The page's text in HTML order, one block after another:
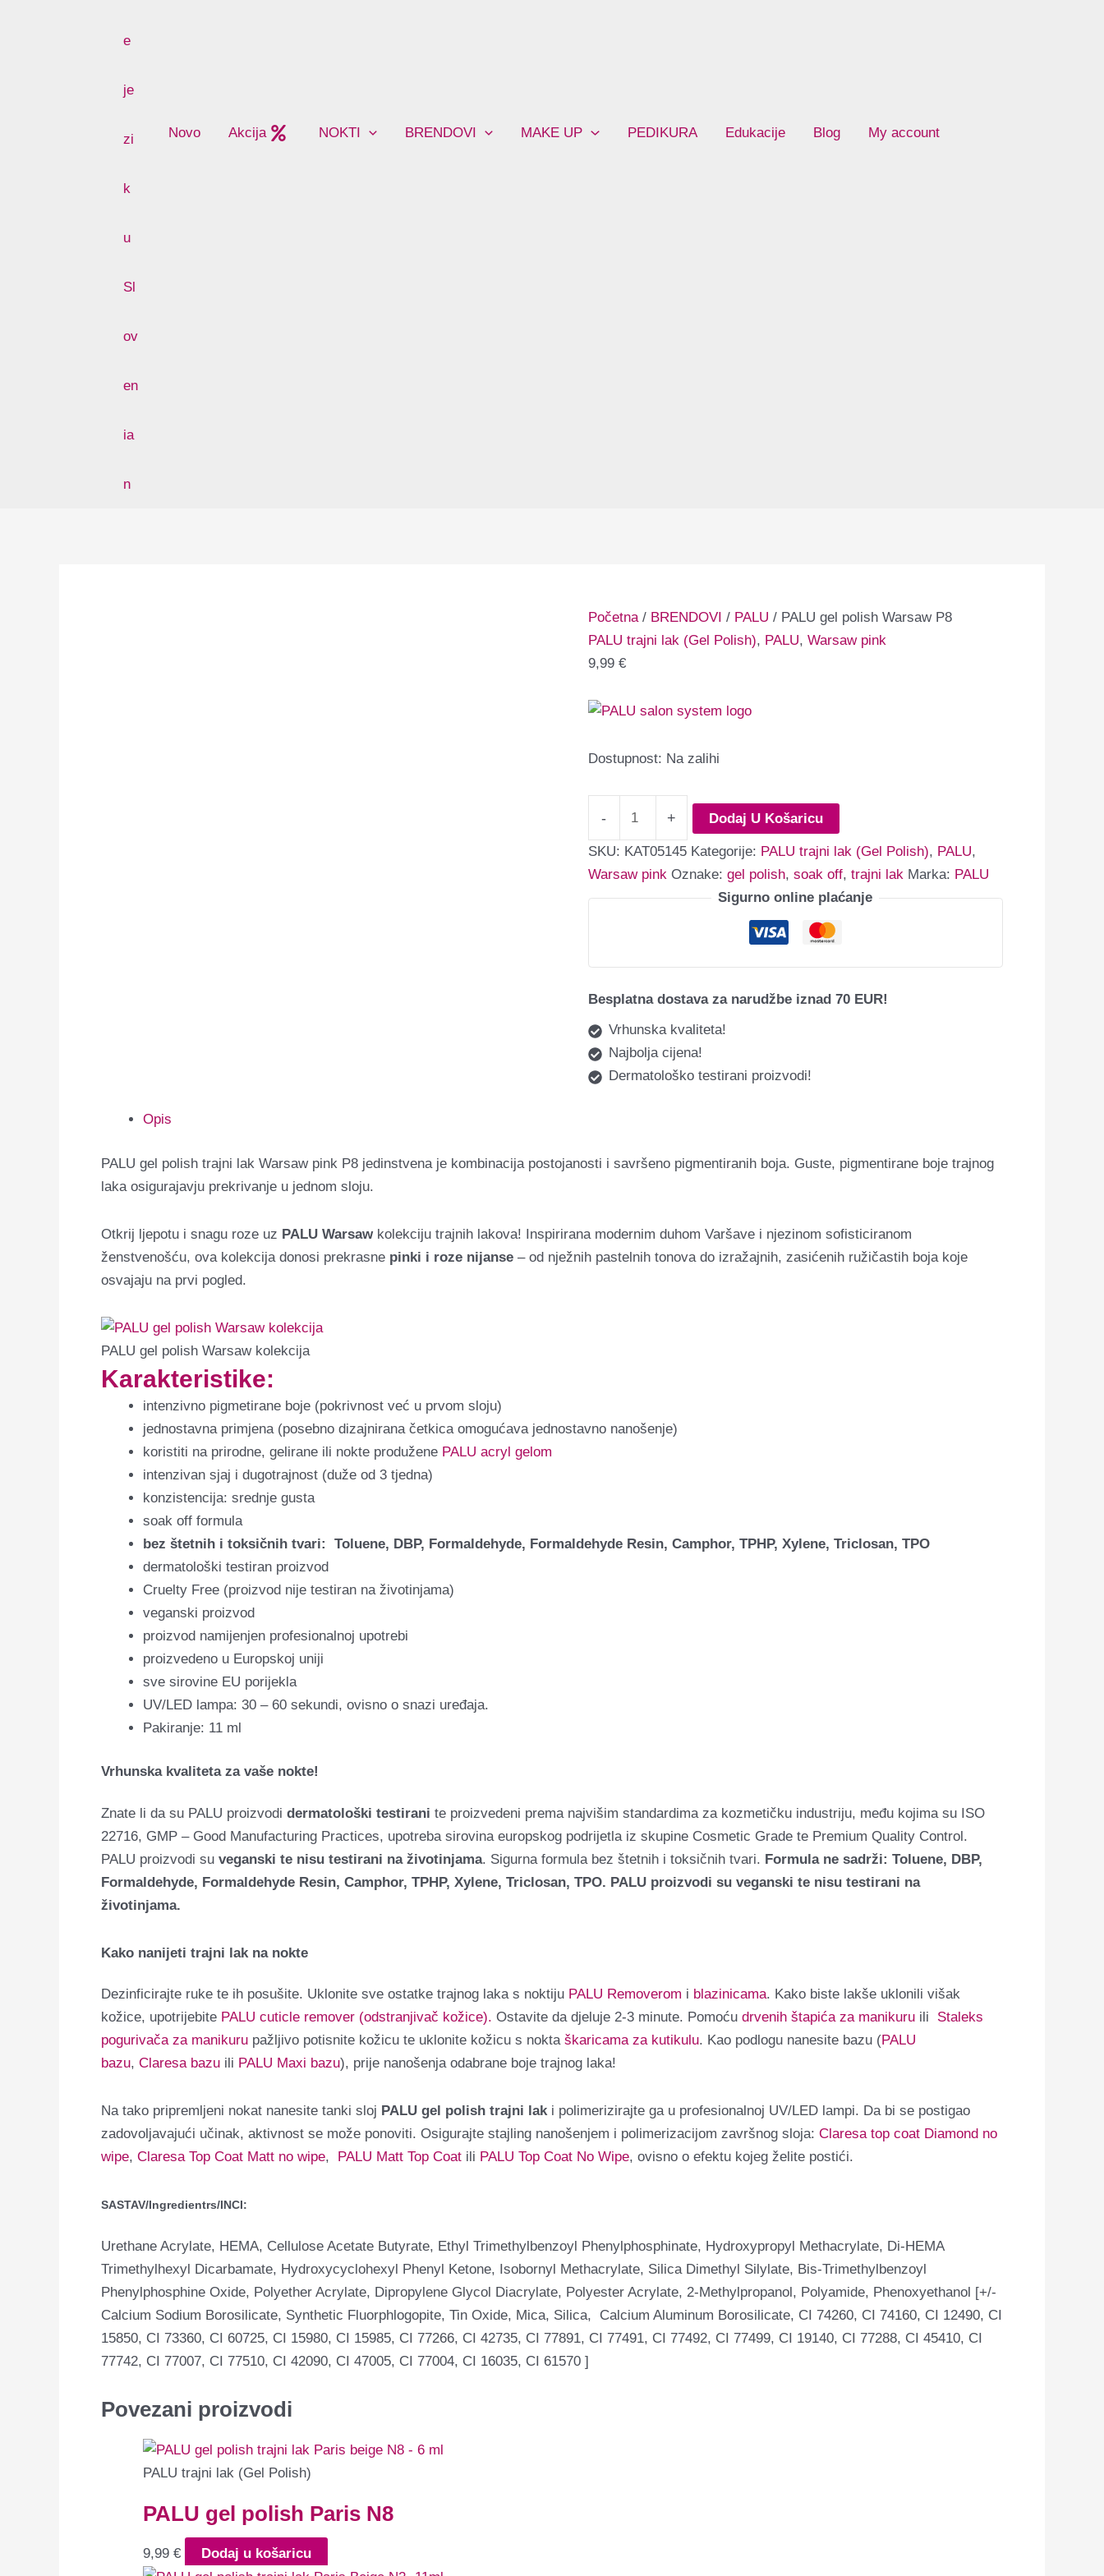
Novo Akcija NOKTI BRENDOVI MAKE UP PEDIKURA Edukacije Blog My account
Početna/ BRENDOVI / PALU / PALU gel polish Warsaw P8
PALU trajni lak (Gel Polish), PALU, Warsaw pink
9,99 €
Dostupnost: Na zalihi
- + Dodaj U Košaricu
SKU: KAT05145 Kategorije: PALU trajni lak (Gel Polish), PALU,
Warsaw pink Oznake: gel polish, soak off, trajni lak Marka: PALU
Sigurno online plaćanje
Besplatna dostava za narudžbe iznad 70 EUR!
Vrhunska kvaliteta!
Najbolja cijena!
Dermatološko testirani proizvodi!
Opis
PALU gel polish trajni lak Warsaw pink P8 jedinstvena je kombinacija postojanosti i savršeno pigmentiranih boja. Guste, pigmentirane boje trajnog
laka osigurajavju prekrivanje u jednom sloju.
Otkrij ljepotu i snagu roze uz PALU Warsaw kolekciju trajnih lakova! Inspirirana modernim duhom Varšave i njezinom sofisticiranom
ženstvenošću, ova kolekcija donosi prekrasne pinki i roze nijanse – od nježnih pastelnih tonova do izražajnih, zasićenih ružičastih boja koje
osvajaju na prvi pogled.
PALU gel polish Warsaw kolekcija
Karakteristike:
intenzivno pigmetirane boje (pokrivnost već u prvom sloju)
jednostavna primjena (posebno dizajnirana četkica omogućava jednostavno nanošenje)
koristiti na prirodne, gelirane ili nokte produžene PALU acryl gelom
intenzivan sjaj i dugotrajnost (duže od 3 tjedna)
konzistencija: srednje gusta
soak off formula
bez štetnih i toksičnih tvari: Toluene, DBP, Formaldehyde, Formaldehyde Resin, Camphor, TPHP, Xylene, Triclosan, TPO
dermatološki testiran proizvod
Cruelty Free (proizvod nije testiran na životinjama)
veganski proizvod
proizvod namijenjen profesionalnoj upotrebi
proizvedeno u Europskoj uniji
sve sirovine EU porijekla
UV/LED lampa: 30 – 60 sekundi, ovisno o snazi uređaja.
Pakiranje: 11 ml
Vrhunska kvaliteta za vaše nokte!
Znate li da su PALU proizvodi dermatološki testirani te proizvedeni prema najvišim standardima za kozmetičku industriju, među kojima su ISO
22716, GMP – Good Manufacturing Practices, upotreba sirovina europskog podrijetla iz skupine Cosmetic Grade te Premium Quality Control.
PALU proizvodi su veganski te nisu testirani na životinjama. Sigurna formula bez štetnih i toksičnih tvari. Formula ne sadrži: Toluene, DBP,
Formaldehyde, Formaldehyde Resin, Camphor, TPHP, Xylene, Triclosan, TPO. PALU proizvodi su veganski te nisu testirani na
životinjama.
Kako nanijeti trajni lak na nokte
Dezinficirajte ruke te ih posušite. Uklonite sve ostatke trajnog laka s noktiju PALU Removerom i blazinicama. Kako biste lakše uklonili višak
kožice, upotrijebite PALU cuticle remover (odstranjivač kožice). Ostavite da djeluje 2-3 minute. Pomoću drvenih štapića za manikuru ili Staleks
pogurivača za manikuru pažljivo potisnite kožicu te uklonite kožicu s nokta škaricama za kutikulu. Kao podlogu nanesite bazu (PALU
bazu, Claresa bazu ili PALU Maxi bazu), prije nanošenja odabrane boje trajnog laka!
Na tako pripremljeni nokat nanesite tanki sloj PALU gel polish trajni lak i polimerizirajte ga u profesionalnoj UV/LED lampi. Da bi se postigao
zadovoljavajući učinak, aktivnost se može ponoviti. Osigurajte stajling nanošenjem i polimerizacijom završnog sloja: Claresa top coat Diamond no
wipe, Claresa Top Coat Matt no wipe, PALU Matt Top Coat ili PALU Top Coat No Wipe, ovisno o efektu kojeg želite postići.
SASTAV/Ingredientrs/INCI:
Urethane Acrylate, HEMA, Cellulose Acetate Butyrate, Ethyl Trimethylbenzoyl Phenylphosphinate, Hydroxypropyl Methacrylate, Di-HEMA
Trimethylhexyl Dicarbamate, Hydroxycyclohexyl Phenyl Ketone, Isobornyl Methacrylate, Silica Dimethyl Silylate, Bis-Trimethylbenzoyl
Phenylphosphine Oxide, Polyether Acrylate, Dipropylene Glycol Diacrylate, Polyester Acrylate, 2-Methylpropanol, Polyamide, Phenoxyethanol [+/-
Calcium Sodium Borosilicate, Synthetic Fluorphlogopite, Tin Oxide, Mica, Silica, Calcium Aluminum Borosilicate, CI 74260, CI 74160, CI 12490, CI
15850, CI 73360, CI 60725, CI 15980, CI 15985, CI 77266, CI 42735, CI 77891, CI 77491, CI 77492, CI 77499, CI 19140, CI 77288, CI 45410, CI
77742, CI 77007, CI 77510, CI 42090, CI 47005, CI 77004, CI 16035, CI 61570 ]
Povezani proizvodi
PALU trajni lak (Gel Polish)
PALU gel polish Paris N8
9,99 € Dodaj u košaricu